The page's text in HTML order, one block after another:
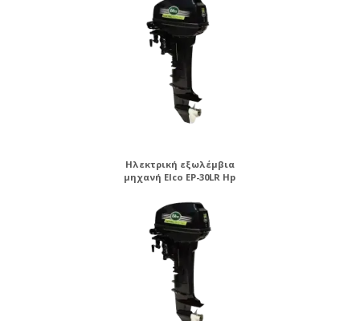
Ηλεκτρική εξωλέμβια
μηχανή Elco EP-30LR Hp